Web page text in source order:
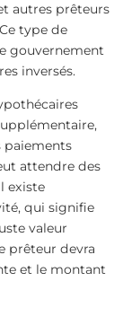
autres prêteurs
type de
gouvernement
inversés.
paiements
attendre des
existe
qui signifie
valeur
prêteur devra
et le montant